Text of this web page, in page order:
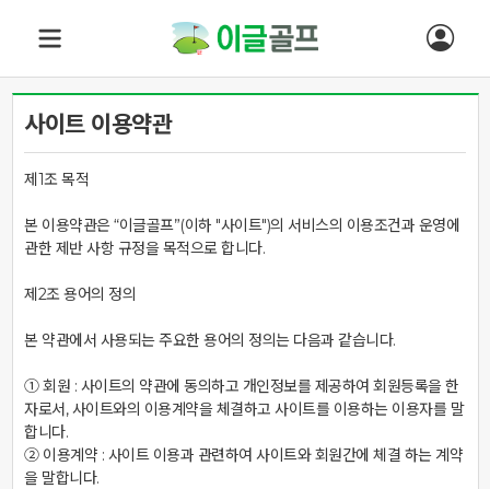
사이트 이용약관
제1조 목적
본 이용약관은 “이글골프”(이하 "사이트")의 서비스의 이용조건과 운영에
관한 제반 사항 규정을 목적으로 합니다.
제2조 용어의 정의
본 약관에서 사용되는 주요한 용어의 정의는 다음과 같습니다.
① 회원 : 사이트의 약관에 동의하고 개인정보를 제공하여 회원등록을 한
자로서, 사이트와의 이용계약을 체결하고 사이트를 이용하는 이용자를 말
합니다.
② 이용계약 : 사이트 이용과 관련하여 사이트와 회원간에 체결 하는 계약
을 말합니다.